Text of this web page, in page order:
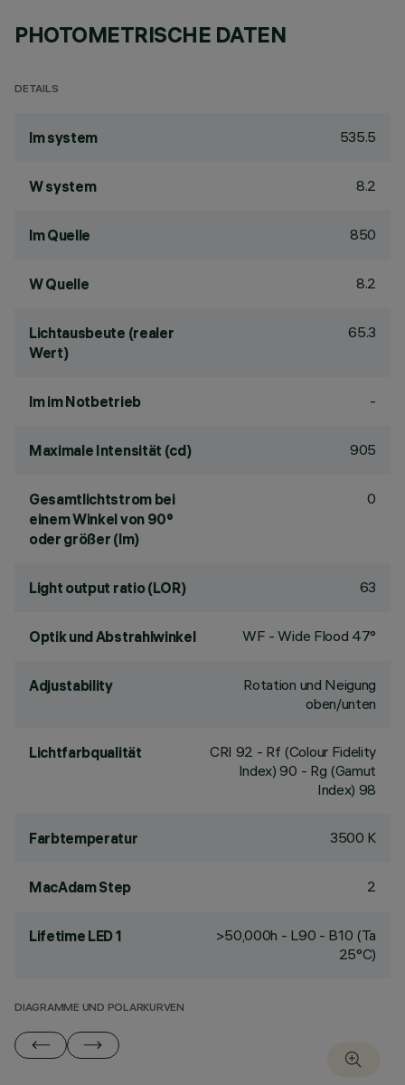
PHOTOMETRISCHE DATEN
DETAILS
lm system 535.5
W system 8.2
lm Quelle 850
W Quelle 8.2
Lichtausbeute (realer
Wert)
65.3
lm im Notbetrieb -
Maximale Intensität (cd) 905
Gesamtlichtstrom bei
einem Winkel von 90°
oder größer (lm)
0
Light output ratio (LOR) 63
Optik und Abstrahlwinkel WF - Wide Flood 47°
Adjustability
Rotation und Neigung
oben/unten
Lichtfarbqualität CRI 92 - Rf (Colour Fidelity
Index) 90 - Rg (Gamut
Index) 98
Farbtemperatur 3500 K
MacAdam Step 2
Lifetime LED 1
>50,000h - L90 - B10 (Ta
25°C)
DIAGRAMME UND POLARKURVEN